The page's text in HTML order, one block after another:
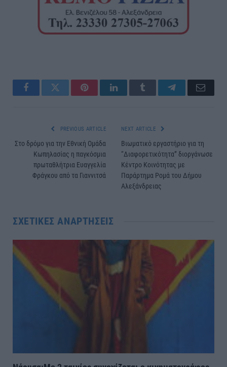
FacebookTwitter PinterestLinkedInTumblr TelegramEmail
PREVIOUS ARTICLE
Στο δρόμο για την Εθνική Ομάδα
Κωπηλασίας η παγκόσμια
πρωταθλήτρια Ευαγγελία
Φράγκου από τα Γιαννιτσά
NEXT ARTICLE
Βιωματικό εργαστήριο για τη
“Διαφορετικότητα” διοργάνωσε
Κέντρο Κοινότητας με
Παράρτημα Ρομά του Δήμου
Αλεξάνδρειας
ΣΧΕΤΙΚΈΣ ΑΝΑΡΤΉΣΕΙΣ